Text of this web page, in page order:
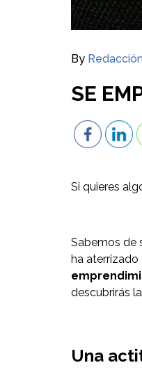
By
SE
Si quieres
Sabemos de
ha aterrizado
descubrirás
Una